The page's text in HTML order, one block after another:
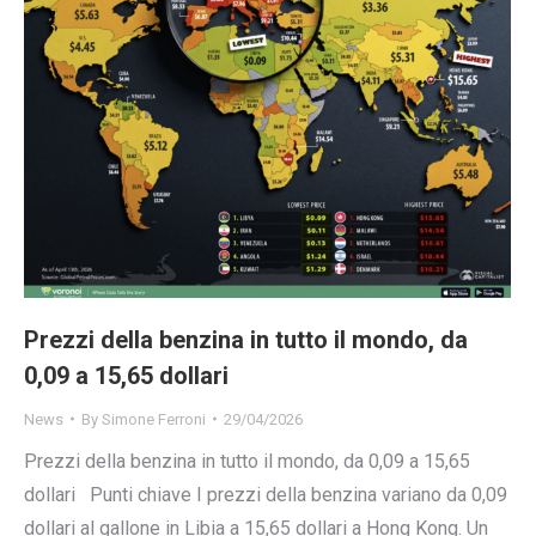
Prezzi della benzina in tutto il mondo, da
0,09 a 15,65 dollari
News By Simone Ferroni 29/04/2026
Prezzi della benzina in tutto il mondo, da 0,09 a 15,65
dollari Punti chiave I prezzi della benzina variano da 0,09
dollari al gallone in Libia a 15,65 dollari a Hong Kong. Un